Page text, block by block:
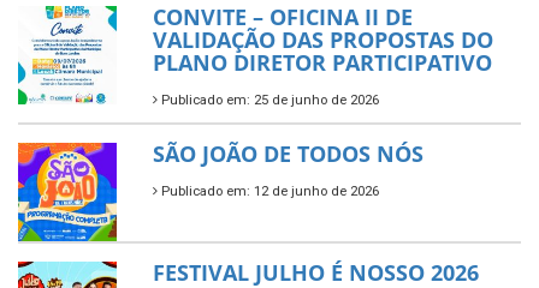
CONVITE – OFICINA II DE
VALIDAÇÃO DAS PROPOSTAS DO
PLANO DIRETOR PARTICIPATIVO
Publicado em: 25 de junho de 2026
SÃO JOÃO DE TODOS NÓS
Publicado em: 12 de junho de 2026
FESTIVAL JULHO É NOSSO 2026